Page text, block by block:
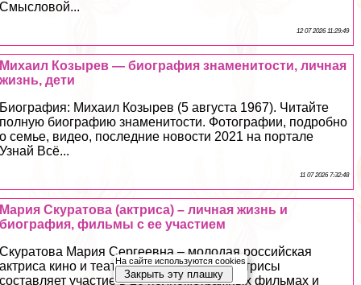
Смысловой...
12 07 2026 11:29:49
Михаил Козырев — биография знаменитости, личная
жизнь, дети
Биография: Михаил Козырев (5 августа 1967). Читайте
полную биографию знаменитости. Фотографии, подробно
о семье, видео, последние новости 2021 на портале
Узнай Всё...
11 07 2026 7:32:48
Мария Скуратова (актриса) – личная жизнь и
биография, фильмы с ее участием
Скуратова Мария Сергеевна – молодая российская
актриса кино и театра. Фильмография актрисы
составляет участие в 20 полнометражных фильмах и
На сайте используются cookies
Закрыть эту плашку